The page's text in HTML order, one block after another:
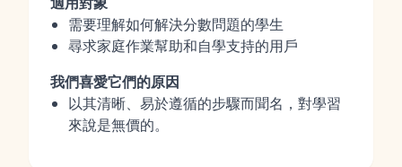
需要理解如何解決分數問題的學生
尋求家庭作業幫助和自學支持的用戶
我們喜愛它們的原因
以其清晰、易於遵循的步驟而聞名，對學習
來說是無價的。